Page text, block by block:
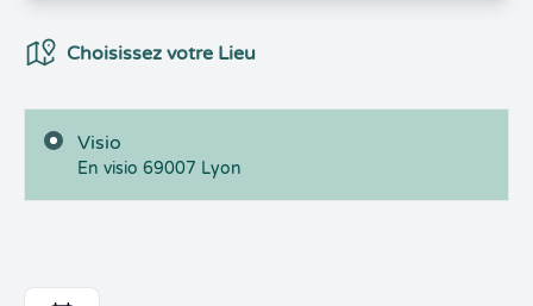
Choix du Lieux
Choisissez votre Lieu
Visio
En visio 69007 Lyon